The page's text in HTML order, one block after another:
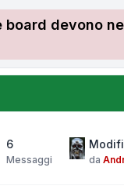
devono
6
Messaggi da